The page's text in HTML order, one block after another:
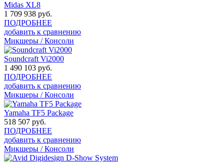
Midas XL8
1 709 938 руб.
ПОДРОБНЕЕ
добавить к сравнению
Микшеры / Консоли
Soundcraft Vi2000
1 490 103 руб.
ПОДРОБНЕЕ
добавить к сравнению
Микшеры / Консоли
Yamaha TF5 Package
518 507 руб.
ПОДРОБНЕЕ
добавить к сравнению
Микшеры / Консоли